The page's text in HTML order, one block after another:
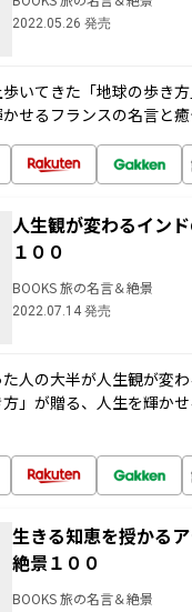
2022.05.26 発売
いてきた「地球の歩き
せるフランスの名言と
人生観が変わるイン
１００
BOOKS 旅の名言＆絶景
2022.07.14 発売
人の大半が人生観が変
」が贈る、人生を輝か
生きる知恵を授かる
絶景１００
BOOKS 旅の名言＆絶景